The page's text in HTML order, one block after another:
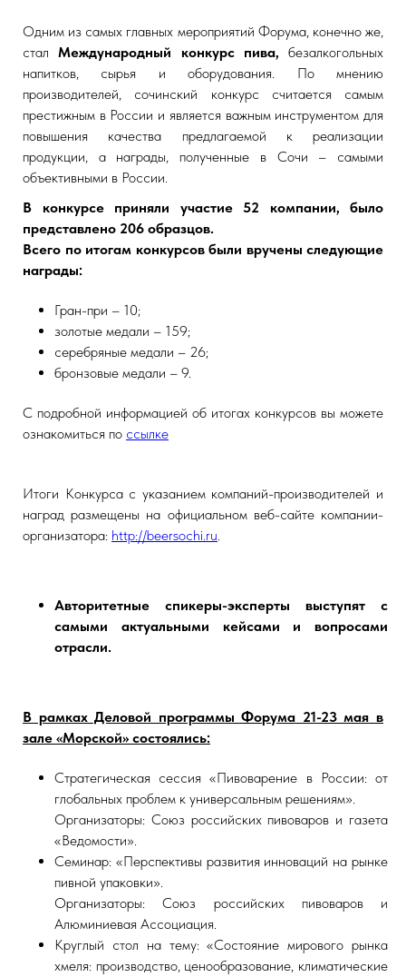
Одним из самых главных мероприятий Форума, конечно же,
сталМеждународный конкурс пива, безалкогольных
напитков, сырья и оборудования. По мнению
производителей, сочинский конкурс считается самым
престижным в России и является важным инструментом для
повышения качества предлагаемой к реализации
продукции, а награды, полученные в Сочи – самыми
объективными в России.
В конкурсе приняли участие 52 компании, было
представлено 206 образцов.
Всего по итогам конкурсов были вручены следующие
награды:
Гран-при – 10;
золотые медали – 159;
серебряные медали – 26;
бронзовые медали – 9.
С подробной информацией об итогах конкурсов вы можете
ознакомиться по ссылке
Итоги Конкурса с указанием компаний-производителей и
наград размещены на официальном веб-сайте компании-
организатора: http://beersochi.ru.
Авторитетные спикеры-эксперты выступят с
самыми актуальными кейсами и вопросами
отрасли.
В рамках Деловой программы Форума 21-23 мая в
зале «Морской» состоялись:
Стратегическая сессия «Пивоварение в России: от
глобальных проблем к универсальным решениям».
Организаторы: Союз российских пивоваров и газета
«Ведомости».
Семинар: «Перспективы развития инноваций на рынке
пивной упаковки».
Организаторы: Союз российских пивоваров и
Алюминиевая Ассоциация.
Круглый стол на тему: «Состояние мирового рынка
хмеля: производство, ценообразование, климатические